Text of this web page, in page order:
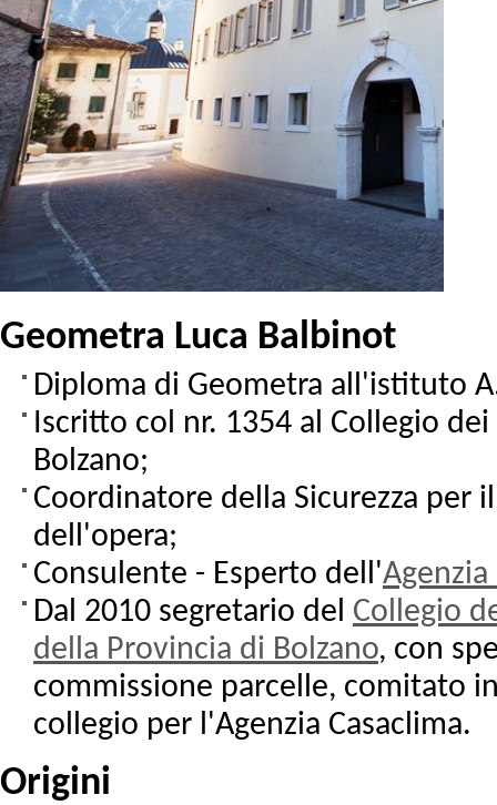
Geometra Luca Balbinot
Diploma di Geometra all'istituto
Iscritto col nr. 1354 al Collegio
Bolzano;
Coordinatore della Sicurezza per
dell'opera;
Consulente - Esperto dell'Agenzia
Dal 2010 segretario del Collegio
della Provincia di Bolzano, con
commissione parcelle, comitato
collegio per l'Agenzia Casaclima.
Origini